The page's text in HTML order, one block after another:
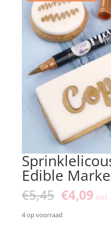
Edible
€5,45
prijs
was:
€4,09 incl.
4 op voorraad